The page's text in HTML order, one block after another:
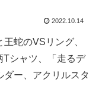
2022.10.14
蛇のVSリング、
Tシャツ、「走るデ
ダー、アクリルスタ